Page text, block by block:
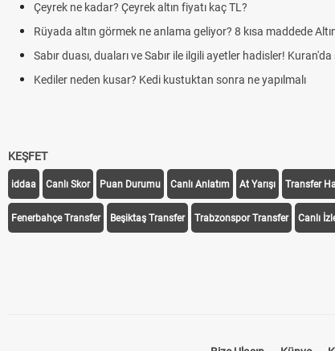
Çeyrek ne kadar? Çeyrek altın fiyatı kaç TL?
Rüyada altın görmek ne anlama geliyor? 8 kısa maddede
Sabır duası, duaları ve Sabır ile ilgili ayetler hadisler! Kuran'da
Kediler neden kusar? Kedi kustuktan sonra ne yapılmalı
KEŞFET
iddaa Canlı Skor Puan Durumu Canlı Anlatım At Yarışı Transfer
Fenerbahçe Transfer Beşiktaş Transfer Trabzonspor Transfer Canlı